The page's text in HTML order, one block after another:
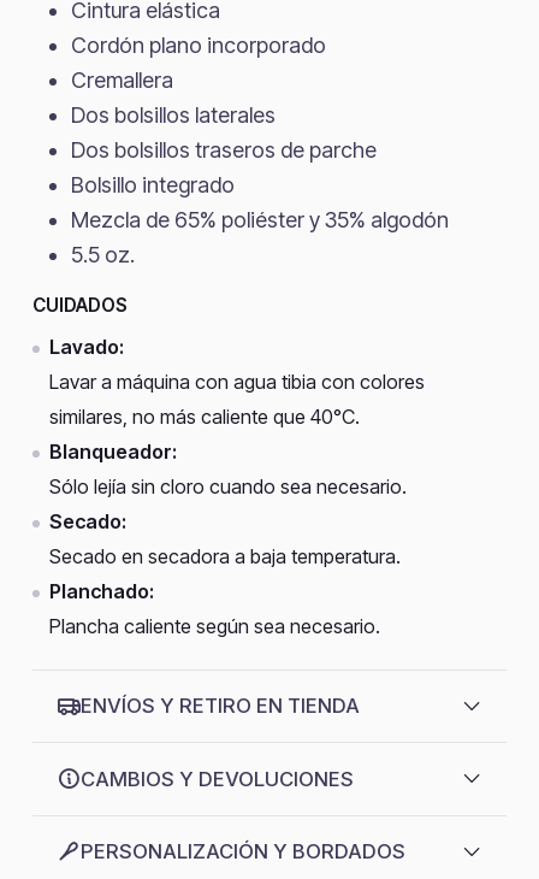
Cintura elástica
Cordón plano incorporado
Cremallera
Dos bolsillos laterales
Dos bolsillos traseros de parche
Bolsillo integrado
Mezcla de 65% poliéster y 35% algodón
5.5 oz.
CUIDADOS
Lavado:
Lavar a máquina con agua tibia con colores
similares, no más caliente que 40°C.
Blanqueador:
Sólo lejía sin cloro cuando sea necesario.
Secado:
Secado en secadora a baja temperatura.
Planchado:
Plancha caliente según sea necesario.
ENVÍOS Y RETIRO EN TIENDA
CAMBIOS Y DEVOLUCIONES
PERSONALIZACIÓN Y BORDADOS